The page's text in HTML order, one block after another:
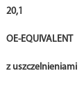
20,1
OE-EQUIVALENT
z uszczelnieniami